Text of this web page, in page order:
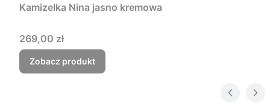
Kamizelka Nina jasno kremowa
Cena
269,00 zł
Zobacz produkt